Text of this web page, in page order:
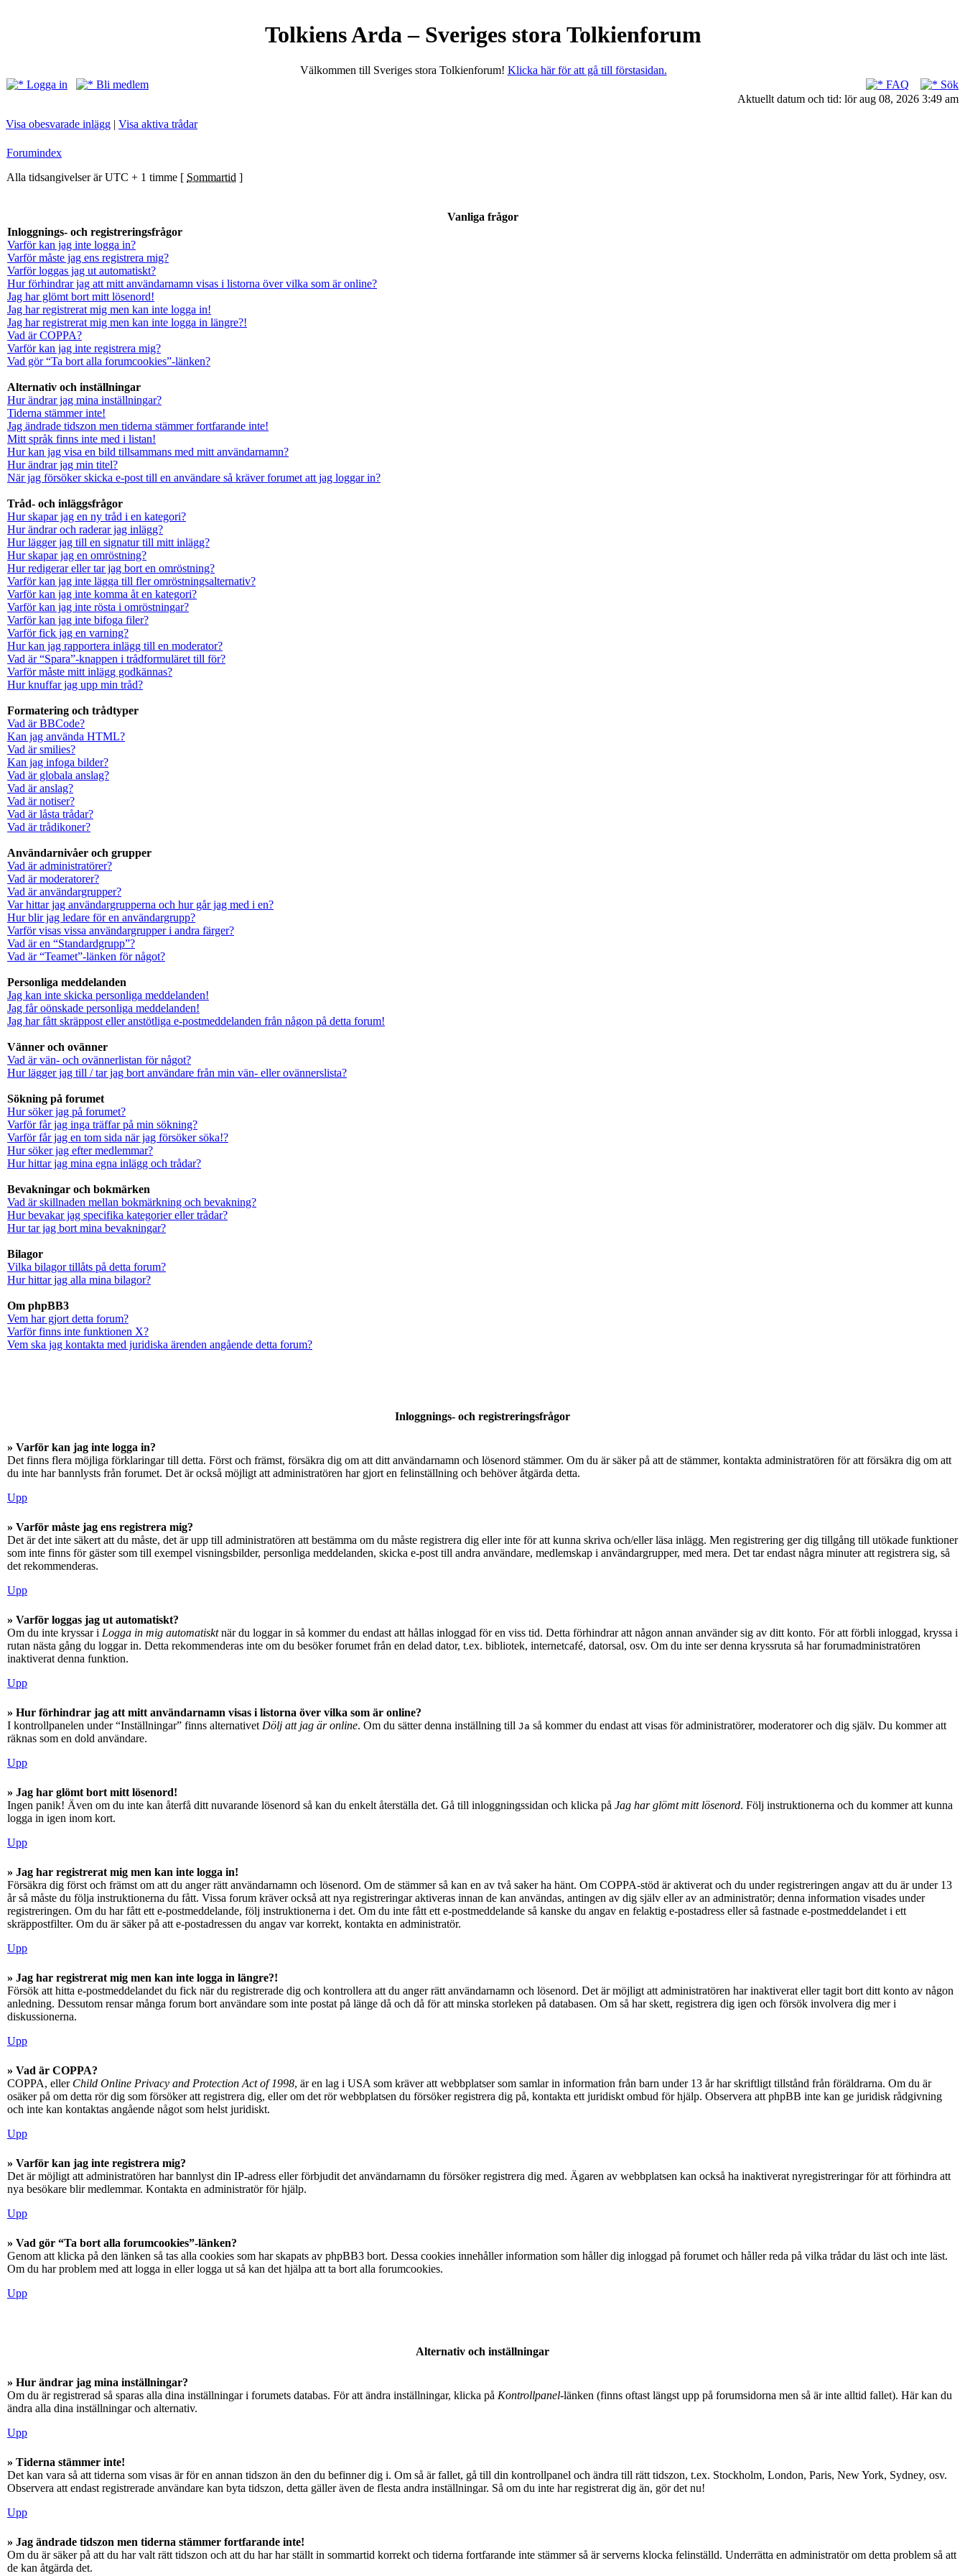
Tolkiens Arda – Sveriges stora Tolkienforum
Välkommen till Sveriges stora Tolkienforum! Klicka här för att gå till förstasidan.
Logga in
Bli medlem FAQ
Sök
Aktuellt datum och tid: lör aug 08, 2026 3:49 am
Visa obesvarade inlägg | Visa aktiva trådar
Forumindex
Alla tidsangivelser är UTC + 1 timme [ Sommartid ]
Vanliga frågor
Inloggnings- och registreringsfrågor
Varför kan jag inte logga in?
Varför måste jag ens registrera mig?
Varför loggas jag ut automatiskt?
Hur förhindrar jag att mitt användarnamn visas i listorna över vilka som är online?
Jag har glömt bort mitt lösenord!
Jag har registrerat mig men kan inte logga in!
Jag har registrerat mig men kan inte logga in längre?!
Vad är COPPA?
Varför kan jag inte registrera mig?
Vad gör “Ta bort alla forumcookies”-länken?
Alternativ och inställningar
Hur ändrar jag mina inställningar?
Tiderna stämmer inte!
Jag ändrade tidszon men tiderna stämmer fortfarande inte!
Mitt språk finns inte med i listan!
Hur kan jag visa en bild tillsammans med mitt användarnamn?
Hur ändrar jag min titel?
När jag försöker skicka e-post till en användare så kräver forumet att jag loggar in?
Tråd- och inläggsfrågor
Hur skapar jag en ny tråd i en kategori?
Hur ändrar och raderar jag inlägg?
Hur lägger jag till en signatur till mitt inlägg?
Hur skapar jag en omröstning?
Hur redigerar eller tar jag bort en omröstning?
Varför kan jag inte lägga till fler omröstningsalternativ?
Varför kan jag inte komma åt en kategori?
Varför kan jag inte rösta i omröstningar?
Varför kan jag inte bifoga filer?
Varför fick jag en varning?
Hur kan jag rapportera inlägg till en moderator?
Vad är “Spara”-knappen i trådformuläret till för?
Varför måste mitt inlägg godkännas?
Hur knuffar jag upp min tråd?
Formatering och trådtyper
Vad är BBCode?
Kan jag använda HTML?
Vad är smilies?
Kan jag infoga bilder?
Vad är globala anslag?
Vad är anslag?
Vad är notiser?
Vad är låsta trådar?
Vad är trådikoner?
Användarnivåer och grupper
Vad är administratörer?
Vad är moderatorer?
Vad är användargrupper?
Var hittar jag användargrupperna och hur går jag med i en?
Hur blir jag ledare för en användargrupp?
Varför visas vissa användargrupper i andra färger?
Vad är en “Standardgrupp”?
Vad är “Teamet”-länken för något?
Personliga meddelanden
Jag kan inte skicka personliga meddelanden!
Jag får oönskade personliga meddelanden!
Jag har fått skräppost eller anstötliga e-postmeddelanden från någon på detta forum!
Vänner och ovänner
Vad är vän- och ovännerlistan för något?
Hur lägger jag till / tar jag bort användare från min vän- eller ovännerslista?
Sökning på forumet
Hur söker jag på forumet?
Varför får jag inga träffar på min sökning?
Varför får jag en tom sida när jag försöker söka!?
Hur söker jag efter medlemmar?
Hur hittar jag mina egna inlägg och trådar?
Bevakningar och bokmärken
Vad är skillnaden mellan bokmärkning och bevakning?
Hur bevakar jag specifika kategorier eller trådar?
Hur tar jag bort mina bevakningar?
Bilagor
Vilka bilagor tillåts på detta forum?
Hur hittar jag alla mina bilagor?
Om phpBB3
Vem har gjort detta forum?
Varför finns inte funktionen X?
Vem ska jag kontakta med juridiska ärenden angående detta forum?
Inloggnings- och registreringsfrågor
» Varför kan jag inte logga in?
Det finns flera möjliga förklaringar till detta. Först och främst, försäkra dig om att ditt användarnamn och lösenord stämmer. Om du är säker på att de stämmer, kontakta administratören för att försäkra dig om att
du inte har bannlysts från forumet. Det är också möjligt att administratören har gjort en felinställning och behöver åtgärda detta.
Upp
» Varför måste jag ens registrera mig?
Det är det inte säkert att du måste, det är upp till administratören att bestämma om du måste registrera dig eller inte för att kunna skriva och/eller läsa inlägg. Men registrering ger dig tillgång till utökade funktioner
som inte finns för gäster som till exempel visningsbilder, personliga meddelanden, skicka e-post till andra användare, medlemskap i användargrupper, med mera. Det tar endast några minuter att registrera sig, så
det rekommenderas.
Upp
» Varför loggas jag ut automatiskt?
Om du inte kryssar i Logga in mig automatisktnär du loggar in så kommer du endast att hållas inloggad för en viss tid. Detta förhindrar att någon annan använder sig av ditt konto. För att förbli inloggad, kryssa i
rutan nästa gång du loggar in. Detta rekommenderas inte om du besöker forumet från en delad dator, t.ex. bibliotek, internetcafé, datorsal, osv. Om du inte ser denna kryssruta så har forumadministratören
inaktiverat denna funktion.
Upp
» Hur förhindrar jag att mitt användarnamn visas i listorna över vilka som är online?
I kontrollpanelen under “Inställningar” finns alternativet Dölj att jag är online. Om du sätter denna inställning till Ja så kommer du endast att visas för administratörer, moderatorer och dig själv. Du kommer att
räknas som en dold användare.
Upp
» Jag har glömt bort mitt lösenord!
Ingen panik! Även om du inte kan återfå ditt nuvarande lösenord så kan du enkelt återställa det. Gå till inloggningssidan och klicka på Jag har glömt mitt lösenord. Följ instruktionerna och du kommer att kunna
logga in igen inom kort.
Upp
» Jag har registrerat mig men kan inte logga in!
Försäkra dig först och främst om att du anger rätt användarnamn och lösenord. Om de stämmer så kan en av två saker ha hänt. Om COPPA-stöd är aktiverat och du under registreringen angav att du är under 13
år så måste du följa instruktionerna du fått. Vissa forum kräver också att nya registreringar aktiveras innan de kan användas, antingen av dig själv eller av an administratör; denna information visades under
registreringen. Om du har fått ett e-postmeddelande, följ instruktionerna i det. Om du inte fått ett e-postmeddelande så kanske du angav en felaktig e-postadress eller så fastnade e-postmeddelandet i ett
skräppostfilter. Om du är säker på att e-postadressen du angav var korrekt, kontakta en administratör.
Upp
» Jag har registrerat mig men kan inte logga in längre?!
Försök att hitta e-postmeddelandet du fick när du registrerade dig och kontrollera att du anger rätt användarnamn och lösenord. Det är möjligt att administratören har inaktiverat eller tagit bort ditt konto av någon
anledning. Dessutom rensar många forum bort användare som inte postat på länge då och då för att minska storleken på databasen. Om så har skett, registrera dig igen och försök involvera dig mer i
diskussionerna.
Upp
» Vad är COPPA?
COPPA, eller Child Online Privacy and Protection Act of 1998, är en lag i USA som kräver att webbplatser som samlar in information från barn under 13 år har skriftligt tillstånd från föräldrarna. Om du är
osäker på om detta rör dig som försöker att registrera dig, eller om det rör webbplatsen du försöker registrera dig på, kontakta ett juridiskt ombud för hjälp. Observera att phpBB inte kan ge juridisk rådgivning
och inte kan kontaktas angående något som helst juridiskt.
Upp
» Varför kan jag inte registrera mig?
Det är möjligt att administratören har bannlyst din IP-adress eller förbjudit det användarnamn du försöker registrera dig med. Ägaren av webbplatsen kan också ha inaktiverat nyregistreringar för att förhindra att
nya besökare blir medlemmar. Kontakta en administratör för hjälp.
Upp
» Vad gör “Ta bort alla forumcookies”-länken?
Genom att klicka på den länken så tas alla cookies som har skapats av phpBB3 bort. Dessa cookies innehåller information som håller dig inloggad på forumet och håller reda på vilka trådar du läst och inte läst.
Om du har problem med att logga in eller logga ut så kan det hjälpa att ta bort alla forumcookies.
Upp
Alternativ och inställningar
» Hur ändrar jag mina inställningar?
Om du är registrerad så sparas alla dina inställningar i forumets databas. För att ändra inställningar, klicka på Kontrollpanel-länken (finns oftast längst upp på forumsidorna men så är inte alltid fallet). Här kan du
ändra alla dina inställningar och alternativ.
Upp
» Tiderna stämmer inte!
Det kan vara så att tiderna som visas är för en annan tidszon än den du befinner dig i. Om så är fallet, gå till din kontrollpanel och ändra till rätt tidszon, t.ex. Stockholm, London, Paris, New York, Sydney, osv.
Observera att endast registrerade användare kan byta tidszon, detta gäller även de flesta andra inställningar. Så om du inte har registrerat dig än, gör det nu!
Upp
» Jag ändrade tidszon men tiderna stämmer fortfarande inte!
Om du är säker på att du har valt rätt tidszon och att du har har ställt in sommartid korrekt och tiderna fortfarande inte stämmer så är serverns klocka felinställd. Underrätta en administratör om detta problem så att
de kan åtgärda det.